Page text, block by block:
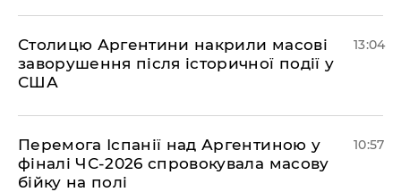
Столицю Аргентини накрили масові
заворушення після історичної події у
США
13:04
Перемога Іспанії над Аргентиною у
фіналі ЧС-2026 спровокувала масову
бійку на полі
10:57